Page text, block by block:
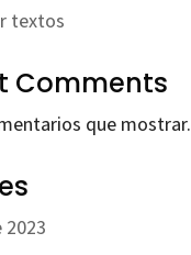
textos
Comments
que mostrar.
2023